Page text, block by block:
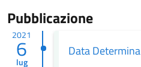
Pubblicazione
2021
6
lug
Data Determina